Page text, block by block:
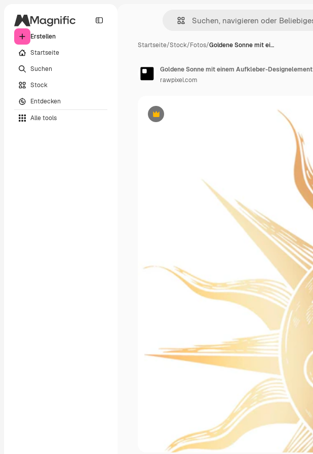
Erstellen
Startseite
Suchen
Stock
Entdecken
Alle tools
Startseite/Stock/Fotos/Goldene Sonne mit ei…
Premium
Goldene Sonne mit einem Aufkleber-Designelement
rawpixel.com